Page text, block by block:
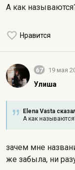
А как
Нравится
67 19 мая
Улиша
Elena Vasta
А как
зачем мне
же забыла, ни